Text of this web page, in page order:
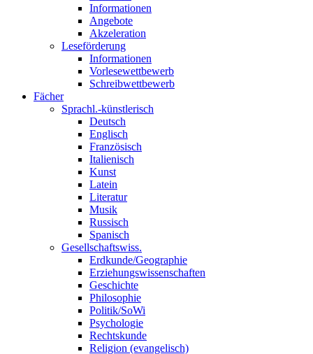
Informationen
Angebote
Akzeleration
Leseförderung
Informationen
Vorlesewettbewerb
Schreibwettbewerb
Fächer
Sprachl.-künstlerisch
Deutsch
Englisch
Französisch
Italienisch
Kunst
Latein
Literatur
Musik
Russisch
Spanisch
Gesellschaftswiss.
Erdkunde/Geographie
Erziehungswissenschaften
Geschichte
Philosophie
Politik/SoWi
Psychologie
Rechtskunde
Religion (evangelisch)